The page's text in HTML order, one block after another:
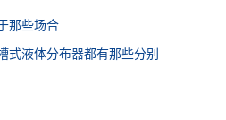
那些场合
式液体分布器都有那些分别